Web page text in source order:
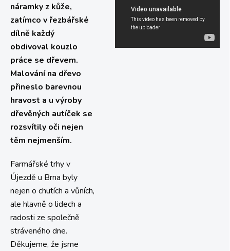
náramky z kůže,
zatímco v řezbářské
dílně každý
obdivoval kouzlo
práce se dřevem.
Malování na dřevo
přineslo barevnou
hravost a u výroby
dřevěných autíček se
rozsvítily oči nejen
těm nejmenším.
Farmářské trhy v
Újezdě u Brna byly
nejen o chutích a vůních,
ale hlavně o lidech a
radosti ze společně
stráveného dne.
Děkujeme, že jsme